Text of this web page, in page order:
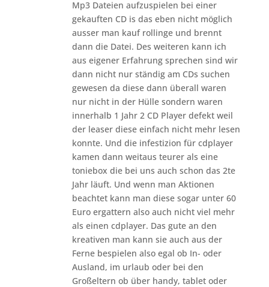
Mp3 Dateien aufzuspielen bei einer
gekauften CD is das eben nicht möglich
ausser man kauf rollinge und brennt
dann die Datei. Des weiteren kann ich
aus eigener Erfahrung sprechen sind wir
dann nicht nur ständig am CDs suchen
gewesen da diese dann überall waren
nur nicht in der Hülle sondern waren
innerhalb 1 Jahr 2 CD Player defekt weil
der leaser diese einfach nicht mehr lesen
konnte. Und die infestizion für cdplayer
kamen dann weitaus teurer als eine
toniebox die bei uns auch schon das 2te
Jahr läuft. Und wenn man Aktionen
beachtet kann man diese sogar unter 60
Euro ergattern also auch nicht viel mehr
als einen cdplayer. Das gute an den
kreativen man kann sie auch aus der
Ferne bespielen also egal ob In- oder
Ausland, im urlaub oder bei den
Großeltern ob über handy, tablet oder